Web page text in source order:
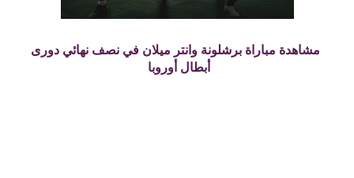
مشاهدة مباراة برشلونة وانتر ميلان في نصف نهائي دورى
أبطال أوروبا